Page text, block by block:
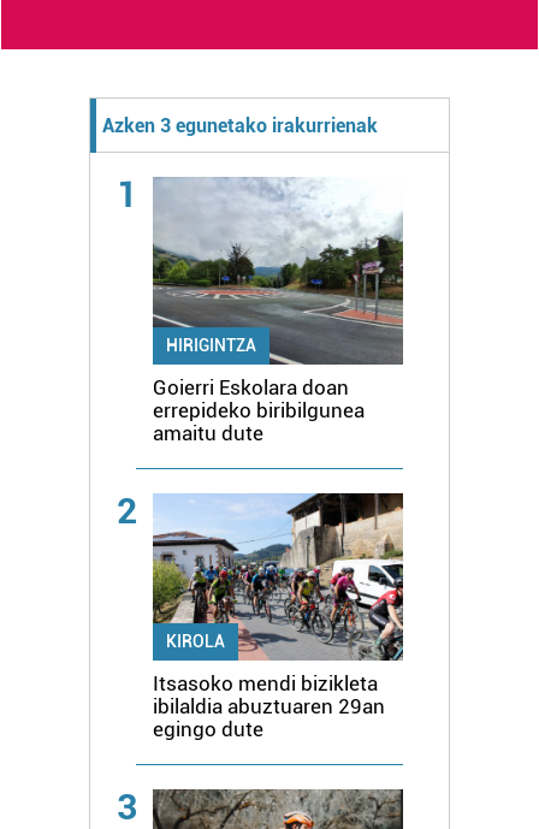
Azken 3 egunetako irakurrienak
1
HIRIGINTZA
Goierri Eskolara doan
errepideko biribilgunea
amaitu dute
2
KIROLA
Itsasoko mendi bizikleta
ibilaldia abuztuaren 29an
egingo dute
3